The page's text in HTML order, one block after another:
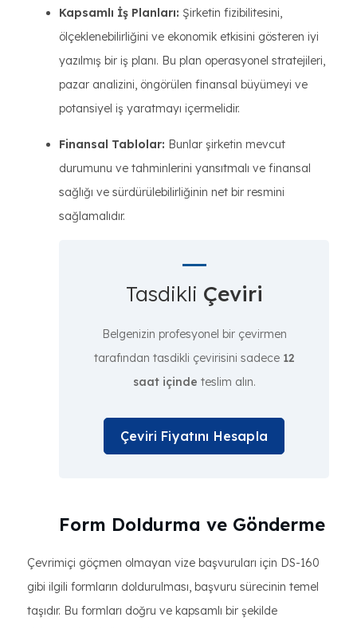
Kapsamlı İş Planları: Şirketin fizibilitesini,
ölçeklenebilirliğini ve ekonomik etkisini gösteren iyi
yazılmış bir iş planı. Bu plan operasyonel stratejileri,
pazar analizini, öngörülen finansal büyümeyi ve
potansiyel iş yaratmayı içermelidir.
Finansal Tablolar: Bunlar şirketin mevcut
durumunu ve tahminlerini yansıtmalı ve finansal
sağlığı ve sürdürülebilirliğinin net bir resmini
sağlamalıdır.
Tasdikli Çeviri
Belgenizin profesyonel bir çevirmen
tarafından tasdikli çevirisini sadece 12
saat içinde teslim alın.
Çeviri Fiyatını Hesapla
Form Doldurma ve Gönderme
Çevrimiçi göçmen olmayan vize başvuruları için DS-160
gibi ilgili formların doldurulması, başvuru sürecinin temel
taşıdır. Bu formları doğru ve kapsamlı bir şekilde